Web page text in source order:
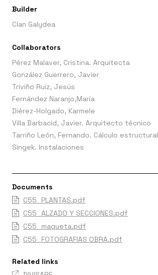
Builder
Clan Galydea
Collaborators
Pérez Malaver, Cristina. Arquitecta
González Guerrero, Javier
Triviño Ruiz, Jesús
Fernández Naranjo,María
Diérez-Holgado, Karmele
Villa Barbacid, Javier. Arquitecto técnico
Tarriño León, Fernando. Cálculo estructural
Singek. Instalaciones
Documents
C55_PLANTAS.pdf
C55_ALZADO Y SECCIONES.pdf
C55_maqueta.pdf
C55_FOTOGRAFIAS OBRA.pdf
Related links